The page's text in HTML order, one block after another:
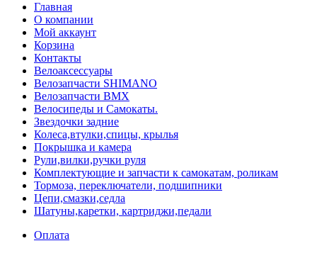
Главная
О компании
Мой аккаунт
Корзина
Контакты
Велоаксессуары
Велозапчасти SHIMANO
Велозапчасти BMX
Велосипеды и Самокаты.
Звездочки задние
Колеса,втулки,спицы, крылья
Покрышка и камера
Рули,вилки,ручки руля
Комплектующие и запчасти к самокатам, роликам
Тормоза, переключатели, подшипники
Цепи,смазки,седла
Шатуны,каретки, картриджи,педали
Оплата